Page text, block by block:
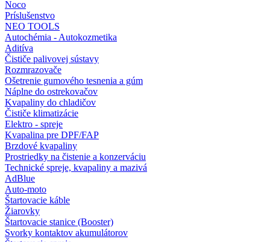
Noco
Príslušenstvo
NEO TOOLS
Autochémia - Autokozmetika
Aditíva
Čističe palivovej sústavy
Rozmrazovače
Ošetrenie gumového tesnenia a gúm
Náplne do ostrekovačov
Kvapaliny do chladičov
Čističe klimatizácie
Elektro - spreje
Kvapalina pre DPF/FAP
Brzdové kvapaliny
Prostriedky na čistenie a konzerváciu
Technické spreje, kvapaliny a mazivá
AdBlue
Auto-moto
Štartovacie káble
Žiarovky
Štartovacie stanice (Booster)
Svorky kontaktov akumulátorov